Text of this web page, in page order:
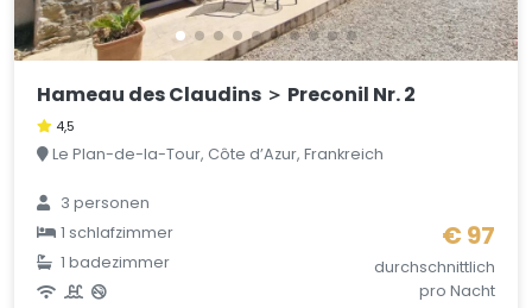
Hameau des Claudins ＞ Preconil Nr. 2
4,5
Le Plan-de-la-Tour, Côte d’Azur, Frankreich
3 personen
1 schlafzimmer
1 badezimmer
€ 97
durchschnittlich
pro Nacht